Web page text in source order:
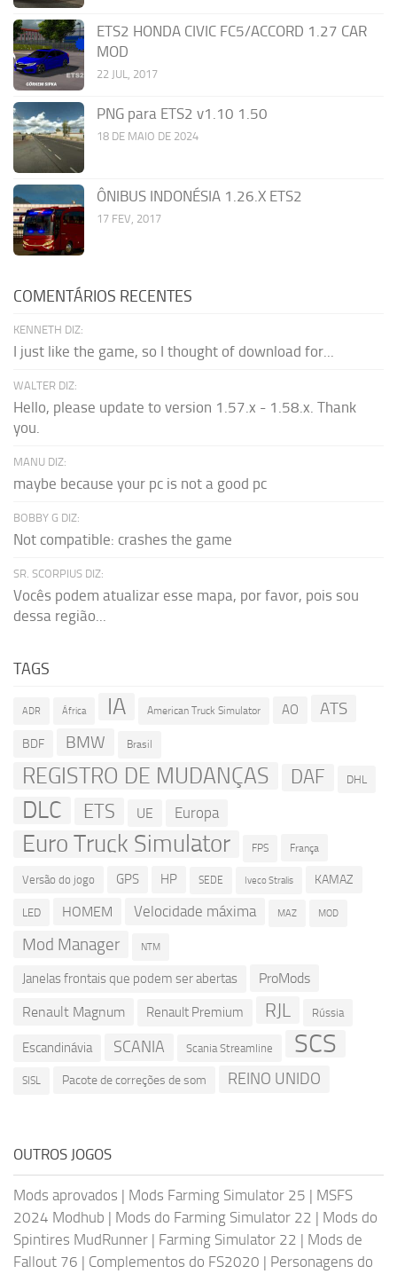
ETS2 HONDA CIVIC FC5/ACCORD 1.27 CAR
MOD
22 JUL, 2017
PNG para ETS2 v1.10 1.50
18 DE MAIO DE 2024
ÔNIBUS INDONÉSIA 1.26.X ETS2
17 FEV, 2017
COMENTÁRIOS RECENTES
KENNETH DIZ:
I just like the game, so I thought of download for...
WALTER DIZ:
Hello, please update to version 1.57.x - 1.58.x. Thank
you.
MANU DIZ:
maybe because your pc is not a good pc
BOBBY G DIZ:
Not compatible: crashes the game
SR. SCORPIUS DIZ:
Vocês podem atualizar esse mapa, por favor, pois sou
dessa região...
TAGS
ADR África IA American Truck Simulator AO ATS
BDF BMW Brasil
REGISTRO DE MUDANÇAS DAF DHL
DLC ETS UE Europa
Euro Truck Simulator FPS França
Versão do jogo GPS HP SEDE Iveco Stralis KAMAZ
LED HOMEM Velocidade máxima MAZ MOD
Mod Manager NTM
Janelas frontais que podem ser abertas
ProMods
Renault Magnum
Renault Premium RJL Rússia
Escandinávia SCANIA Scania Streamline SCS
SISL Pacote de correções de som REINO UNIDO
OUTROS JOGOS
Mods aprovados | Mods Farming Simulator 25 | MSFS
2024 Modhub | Mods do Farming Simulator 22 | Mods do
Spintires MudRunner | Farming Simulator 22 | Mods de
Fallout 76 | Complementos do FS2020 | Personagens do